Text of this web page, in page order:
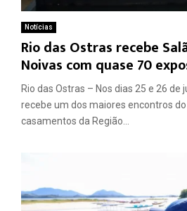
Notícias
Rio das Ostras recebe
Noivas com quase 70
Rio das Ostras – Nos dias 25 e 26 de
recebe um dos maiores encontros
casamentos da Região...